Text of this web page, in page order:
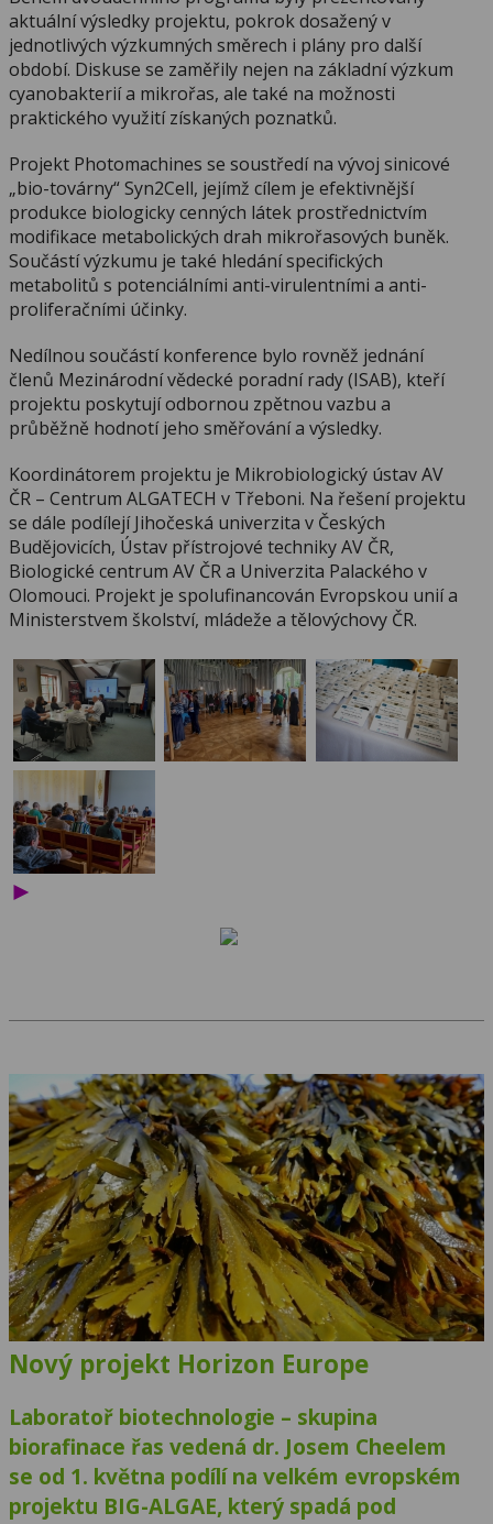
aktuální výsledky projektu, pokrok dosažený v
jednotlivých výzkumných směrech i plány pro další
období. Diskuse se zaměřily nejen na základní výzkum
cyanobakterií a mikrořas, ale také na možnosti
praktického využití získaných poznatků.
Projekt Photomachines se soustředí na vývoj sinicové
„bio-továrny“ Syn2Cell, jejímž cílem je efektivnější
produkce biologicky cenných látek prostřednictvím
modifikace metabolických drah mikrořasových buněk.
Součástí výzkumu je také hledání specifických
metabolitů s potenciálními anti-virulentními a anti-
proliferačními účinky.
Nedílnou součástí konference bylo rovněž jednání
členů Mezinárodní vědecké poradní rady (ISAB), kteří
projektu poskytují odbornou zpětnou vazbu a
průběžně hodnotí jeho směřování a výsledky.
Koordinátorem projektu je Mikrobiologický ústav AV
ČR – Centrum ALGATECH v Třeboni. Na řešení projektu
se dále podílejí Jihočeská univerzita v Českých
Budějovicích, Ústav přístrojové techniky AV ČR,
Biologické centrum AV ČR a Univerzita Palackého v
Olomouci. Projekt je spolufinancován Evropskou unií a
Ministerstvem školství, mládeže a tělovýchovy ČR.
Nový projekt Horizon Europe
Laboratoř biotechnologie – skupina
biorafinace řas vedená dr. Josem Cheelem
se od 1. května podílí na velkém evropském
projektu BIG-ALGAE, který spadá pod